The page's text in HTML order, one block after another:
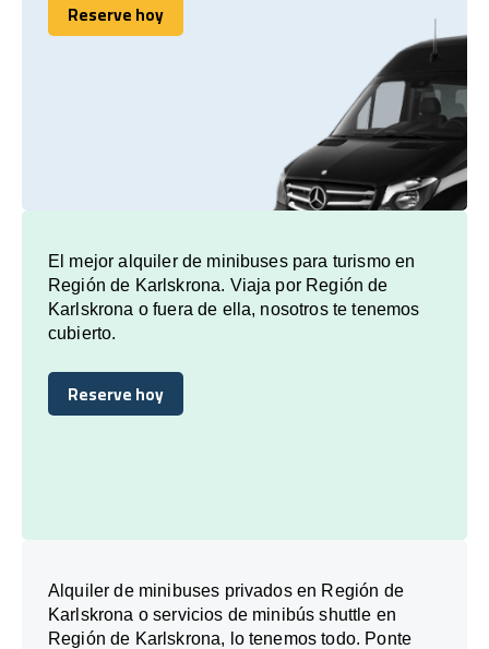
Reserve hoy
Reserve hoy
El mejor alquiler de minibuses para turismo en
Región de Karlskrona. Viaja por Región de
Karlskrona o fuera de ella, nosotros te tenemos
cubierto.
Reserve hoy
Reserve hoy
Alquiler de minibuses privados en Región de
Karlskrona o servicios de minibús shuttle en
Región de Karlskrona, lo tenemos todo. Ponte